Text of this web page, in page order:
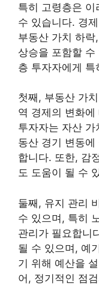
특히 고령층은
수 있습니다. 경
부동산 가치 하
상승을 포함할
층 투자자에게 특
첫째, 부동산 가
역 경제의 변화
투자자는 자산
동산 경기 변동
합니다. 또한, 감
도 도움이 될 수
둘째, 유지 관리
수 있으며, 특히
관리가 필요합니
될 수 있으며, 예
기 위해 예산을
어, 정기적인 점